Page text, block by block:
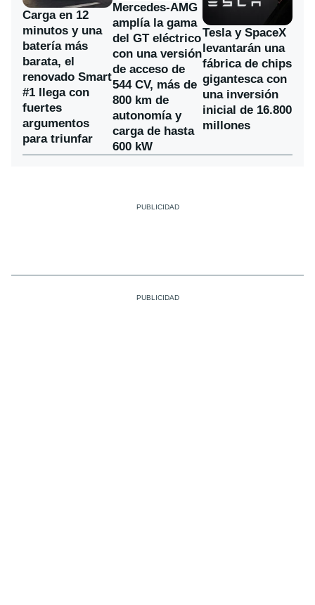
Carga en 12
minutos y una
batería más
barata, el
renovado Smart
#1 llega con
fuertes
argumentos
para triunfar
Mercedes-AMG
amplía la gama
del GT eléctrico
con una versión
de acceso de
544 CV, más de
800 km de
autonomía y
carga de hasta
600 kW
Tesla y SpaceX
levantarán una
fábrica de chips
gigantesca con
una inversión
inicial de 16.800
millones